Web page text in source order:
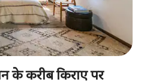
के करीब किराए पर